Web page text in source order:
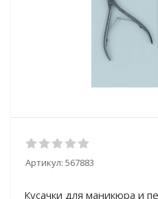
Артикул: 567883
Кусачки для маникюра и